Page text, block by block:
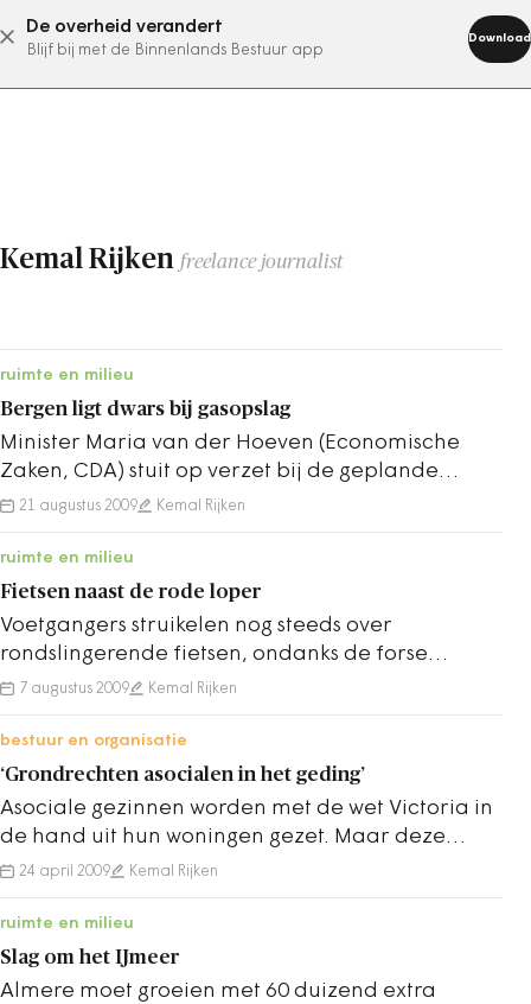
De overheid verandert
Blijf bij met de Binnenlands Bestuur app
Download
abonneer nu
Kemal Rijken freelance journalist
ruimte en milieu
Bergen ligt dwars bij gasopslag
Minister Maria van der Hoeven (Economische
Zaken, CDA) stuit op verzet bij de geplande
gasopslag in lege aardgasvelden. Met een…
21 augustus 2009 Kemal Rijken
ruimte en milieu
Fietsen naast de rode loper
Voetgangers struikelen nog steeds over
rondslingerende fietsen, ondanks de forse
investering in extra fietsenstallingen. Ook
7 augustus 2009 Kemal Rijken
bestuur en organisatie
‘Grondrechten asocialen in het geding’
Asociale gezinnen worden met de wet Victoria in
de hand uit hun woningen gezet. Maar deze
wetten zijn hier eigenlijk niet voor bedoeld,…
24 april 2009 Kemal Rijken
ruimte en milieu
Slag om het IJmeer
Almere moet groeien met 60 duizend extra